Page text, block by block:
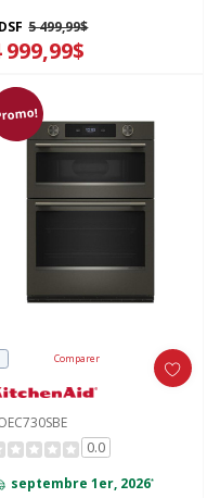
PrintShield™ KOEC730SPS
5 499,99$
999,99$
Comparer
0.0
septembre 1er, 2026*